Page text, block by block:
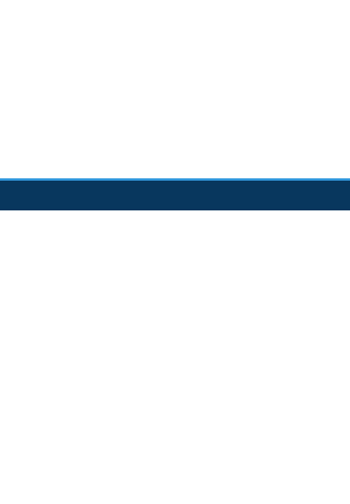
(100 mg) Orion Pharma AG 7680259300378